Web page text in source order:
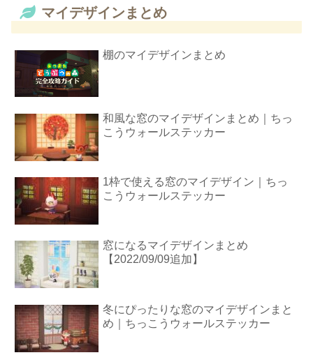
マイデザインまとめ
棚のマイデザインまとめ
和風な窓のマイデザインまとめ｜ちっ
こうウォールステッカー
1枠で使える窓のマイデザイン｜ちっ
こうウォールステッカー
窓になるマイデザインまとめ
【2022/09/09追加】
冬にぴったりな窓のマイデザインまと
め｜ちっこうウォールステッカー